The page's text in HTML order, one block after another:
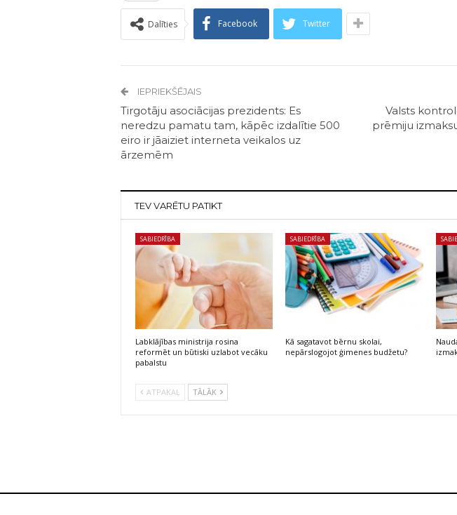
Dalīties Facebook Twitter
IEPRIEKŠĒJAIS
Tirgotāju asociācijas prezidents: Es
neredzu pamatu tam, kāpēc izdalītie 500
eiro ir jāaiziet interneta veikalos uz
ārzemēm
Valsts
prēmiju
TEV VARĒTU PATIKT
SABIEDRĪBA
Labklājības ministrija rosina
reformēt un būtiski uzlabot vecāku
pabalstu
SABIEDRĪBA
Kā sagatavot bērnu skolai,
nepārslogojot ģimenes budžetu?
ATPAKAĻ TĀLĀK